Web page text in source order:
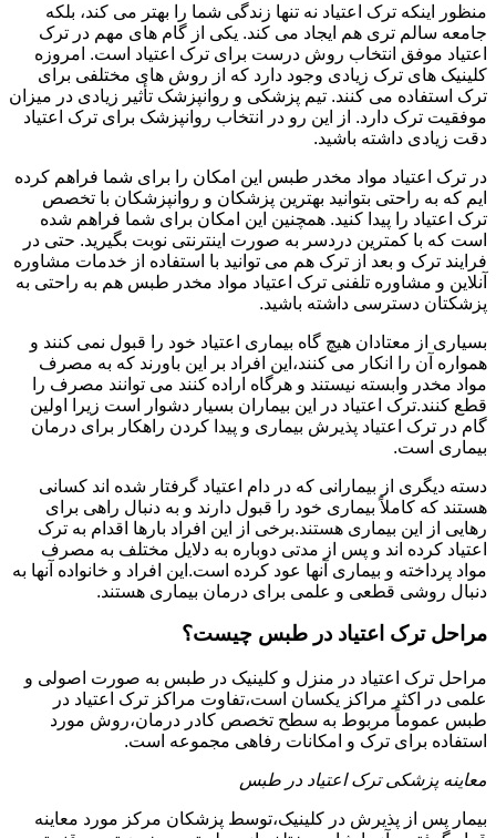
منظور اینکه ترک اعتیاد نه تنها زندگی شما را بهتر می کند، بلکه
جامعه سالم تری هم ایجاد می کند. یکی از گام های مهم در ترک
اعتیاد موفق انتخاب روش درست برای ترک اعتیاد است. امروزه
کلینیک های ترک زیادی وجود دارد که از روش های مختلفی برای
ترک استفاده می کنند. تیم پزشکی و روانپزشک تأثیر زیادی در میزان
موفقیت ترک دارد. از این رو در انتخاب روانپزشک برای ترک اعتیاد
دقت زیادی داشته باشید.
در ترک اعتیاد مواد مخدر طبس این امکان را برای شما فراهم کرده
ایم که به راحتی بتوانید بهترین پزشکان و روانپزشکان با تخصص
ترک اعتیاد را پیدا کنید. همچنین این امکان برای شما فراهم شده
است که با کمترین دردسر به صورت اینترنتی نوبت بگیرید. حتی در
فرایند ترک و بعد از ترک هم می توانید با استفاده از خدمات مشاوره
آنلاین و مشاوره تلفنی ترک اعتیاد مواد مخدر طبس هم به راحتی به
پزشکتان دسترسی داشته باشید.
بسیاری از معتادان هیچ گاه بیماری اعتیاد خود را قبول نمی کنند و
همواره آن را انکار می کنند،این افراد بر این باورند که به مصرف
مواد مخدر وابسته نیستند و هرگاه اراده کنند می توانند مصرف را
قطع کنند.ترک اعتیاد در این بیماران بسیار دشوار است زیرا اولین
گام در ترک اعتیاد پذیرش بیماری و پیدا کردن راهکار برای درمان
بیماری است.
دسته دیگری از بیمارانی که در دام اعتیاد گرفتار شده اند کسانی
هستند که کاملاً بیماری خود را قبول دارند و به دنبال راهی برای
رهایی از این بیماری هستند.برخی از این افراد بارها اقدام به ترک
اعتیاد کرده اند و پس از مدتی دوباره به دلایل مختلف به مصرف
مواد پرداخته و بیماری آنها عود کرده است.این افراد و خانواده آنها به
دنبال روشی قطعی و علمی برای درمان بیماری هستند.
مراحل ترک اعتیاد در طبس چیست؟
مراحل ترک اعتیاد در منزل و کلینیک در طبس به صورت اصولی و
علمی در اکثر مراکز یکسان است،تفاوت مراکز ترک اعتیاد در
طبس عموماً مربوط به سطح تخصص کادر درمان،روش مورد
استفاده برای ترک و امکانات رفاهی مجموعه است.
معاینه پزشکی ترک اعتیاد در طبس
بیمار پس از پذیرش در کلینیک،توسط پزشکان مرکز مورد معاینه